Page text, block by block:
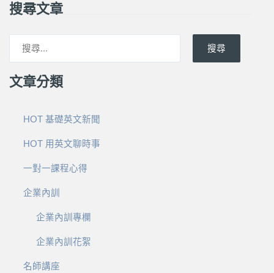
搜尋文章
搜尋
文章分類
HOT 基礎英文新聞
HOT 用英文聊時事
一對一課程心得
企業內訓
企業內訓專欄
企業內訓花絮
名師講座